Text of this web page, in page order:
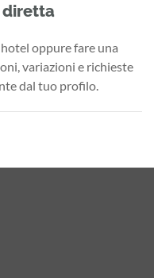
diretta
oppure fare una
variazioni e richieste
dal tuo profilo.